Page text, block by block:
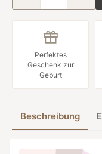
Perfektes
Geschenk zur
Geburt
Beschreibung